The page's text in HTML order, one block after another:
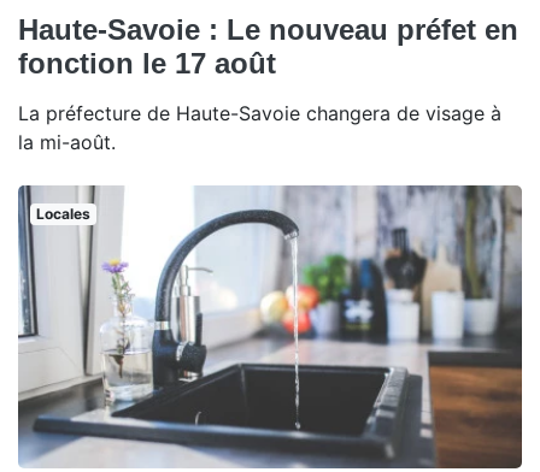
Haute-Savoie : Le nouveau préfet en
fonction le 17 août
La préfecture de Haute-Savoie changera de visage à
la mi-août.
Locales